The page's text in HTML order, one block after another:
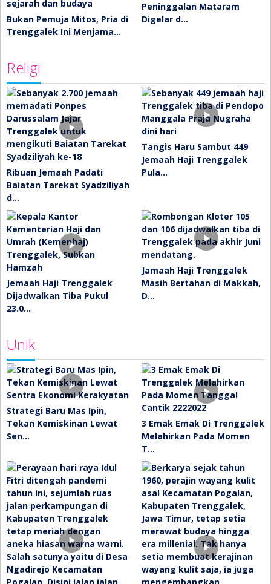
Bukan Pemuja Mitos, Pria di
Trenggalek Ini Menjama…
Peninggalan Mataram
Digelar d…
Religi
Ribuan Jemaah Padati
Baiatan Tarekat Syadziliyah
d…
Tangis Haru Sambut 449
Jemaah Haji Trenggalek
Pula…
Jemaah Haji Trenggalek
Dijadwalkan Tiba Pukul
23.0…
Jamaah Haji Trenggalek
Masih Bertahan di Makkah,
D…
Unik
Strategi Baru Mas Ipin,
Tekan Kemiskinan Lewat
Sen…
3 Emak Emak Di Trenggalek
Melahirkan Pada Momen
T…